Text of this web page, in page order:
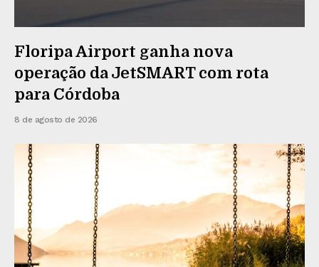
Floripa Airport ganha nova
operação da JetSMART com rota
para Córdoba
8 de agosto de 2026